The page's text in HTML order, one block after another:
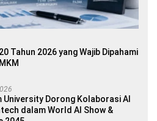
Tahun 2026 yang Wajib Dipahami
University Dorong Kolaborasi AI
dalam World AI Show &